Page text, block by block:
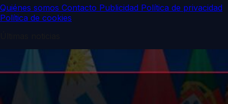
Quiénes somos Contacto Publicidad Política de privacidad
Política de cookies